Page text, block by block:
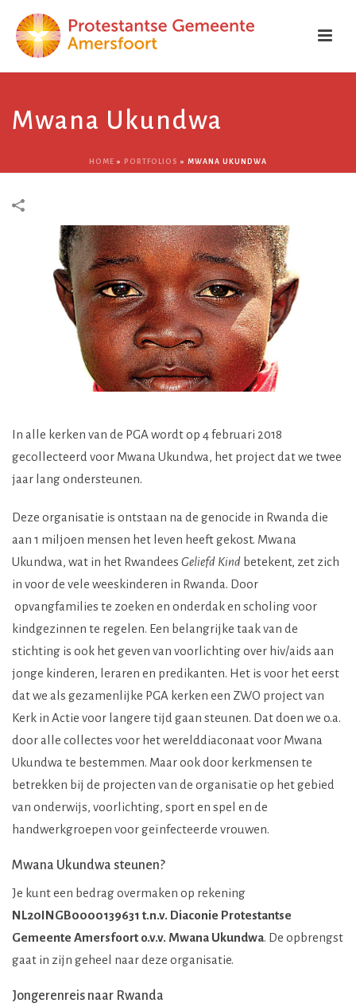
Mwana Ukundwa
HOME » PORTFOLIOS » MWANA UKUNDWA
In alle kerken van de PGA wordt op 4 februari 2018
gecollecteerd voor Mwana Ukundwa, het project dat we twee
jaar lang ondersteunen.
Deze organisatie is ontstaan na de genocide in Rwanda die
aan 1 miljoen mensen het leven heeft gekost. Mwana
Ukundwa, wat in het Rwandees Geliefd Kind betekent, zet zich
in voor de vele weeskinderen in Rwanda. Door
opvangfamilies te zoeken en onderdak en scholing voor
kindgezinnen te regelen. Een belangrijke taak van de
stichting is ook het geven van voorlichting over hiv/aids aan
jonge kinderen, leraren en predikanten. Het is voor het eerst
dat we als gezamenlijke PGA kerken een ZWO project van
Kerk in Actie voor langere tijd gaan steunen. Dat doen we o.a.
door alle collectes voor het werelddiaconaat voor Mwana
Ukundwa te bestemmen. Maar ook door kerkmensen te
betrekken bij de projecten van de organisatie op het gebied
van onderwijs, voorlichting, sport en spel en de
handwerkgroepen voor geïnfecteerde vrouwen.
Mwana Ukundwa steunen?
Je kunt een bedrag overmaken op rekening
NL20INGB0000139631 t.n.v. Diaconie Protestantse
Gemeente Amersfoort o.v.v. Mwana Ukundwa. De opbrengst
gaat in zijn geheel naar deze organisatie.
Jongerenreis naar Rwanda